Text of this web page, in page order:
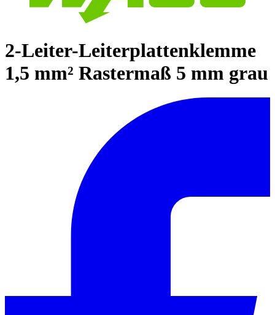
2-Leiter-Leiterplattenklemme
1,5 mm² Rastermaß 5 mm grau